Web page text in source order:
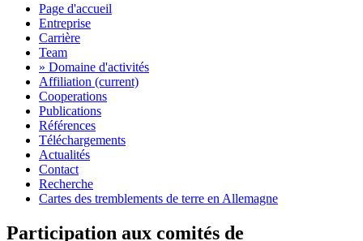
Page d'accueil
Entreprise
Carrière
Team
» Domaine d'activités
Affiliation (current)
Cooperations
Publications
Références
Téléchargements
Actualités
Contact
Recherche
Cartes des tremblements de terre en Allemagne
Participation aux comités de